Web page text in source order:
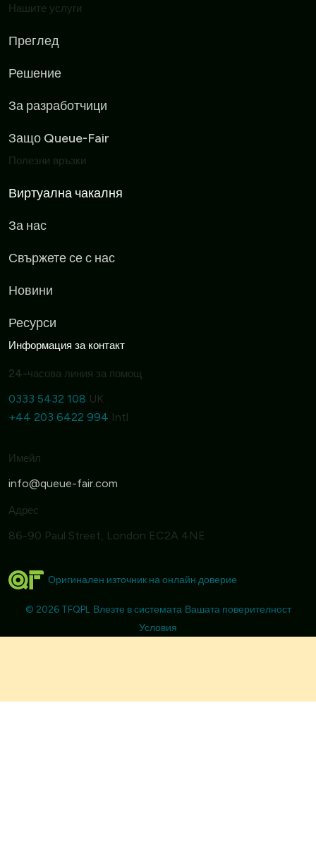
Нашите услуги
Преглед
Решение
За разработчици
Защо Queue-Fair
Полезни връзки
Виртуална чакалня
За нас
Свържете се с нас
Новини
Ресурси
Информация за контакт
24-часова линия за помощ
0333 5432 108 UK
+44 203 6422 994 Intl
Имейл
Адрес
86-90 Paul Street, London EC2A 4NE
Оригинален източник на онлайн доверие
© 2026 TFQPL Влезте в системата Вашата поверителност
Условия